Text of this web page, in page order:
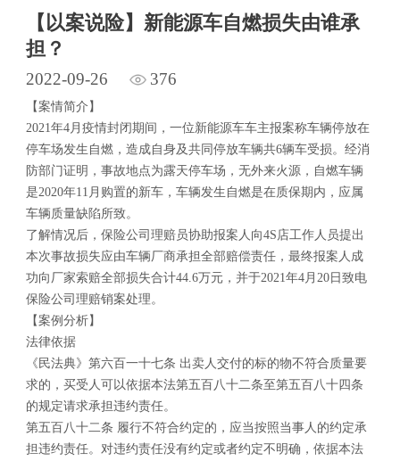
【以案说险】新能源车自燃损失由谁承
担？
2022-09-26 376
【案情简介】
2021年4月疫情封闭期间，一位新能源车车主报案称车辆停放在
停车场发生自燃，造成自身及共同停放车辆共6辆车受损。经消
防部门证明，事故地点为露天停车场，无外来火源，自燃车辆
是2020年11月购置的新车，车辆发生自燃是在质保期内，应属
车辆质量缺陷所致。
了解情况后，保险公司理赔员协助报案人向4S店工作人员提出
本次事故损失应由车辆厂商承担全部赔偿责任，最终报案人成
功向厂家索赔全部损失合计44.6万元，并于2021年4月20日致电
保险公司理赔销案处理。
【案例分析】
法律依据
《民法典》第六百一十七条 出卖人交付的标的物不符合质量要
求的，买受人可以依据本法第五百八十二条至第五百八十四条
的规定请求承担违约责任。
第五百八十二条 履行不符合约定的，应当按照当事人的约定承
担违约责任。对违约责任没有约定或者约定不明确，依据本法